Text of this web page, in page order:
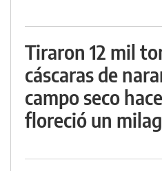
Tiraron 12 mil
cáscaras de
campo seco
floreció un